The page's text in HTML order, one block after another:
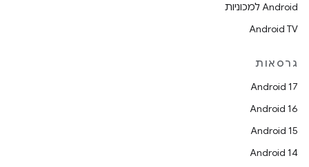
Android למכוניות
Android TV
גרסאות
Android 17
Android 16
Android 15
Android 14